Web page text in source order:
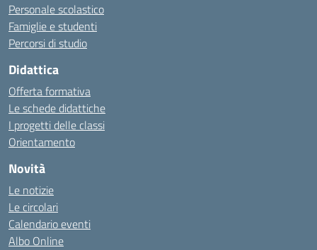
Personale scolastico
Famiglie e studenti
Percorsi di studio
Didattica
Offerta formativa
Le schede didattiche
I progetti delle classi
Orientamento
Novità
Le notizie
Le circolari
Calendario eventi
Albo Online